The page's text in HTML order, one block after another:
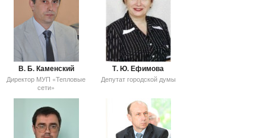
В. Б. Каменский
Директор МУП «Тепловые
сети»
Т. Ю. Ефимова
Депутат городской думы